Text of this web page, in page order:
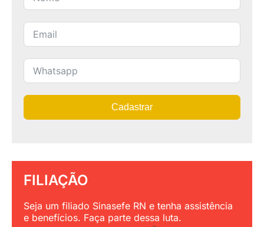
Cadastrar
FILIAÇÃO
Seja um filiado Sinasefe RN e tenha assistência
e benefícios. Faça parte dessa luta.